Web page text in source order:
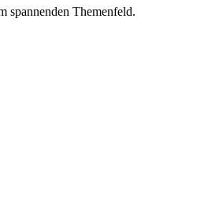
spannenden Themenfeld.